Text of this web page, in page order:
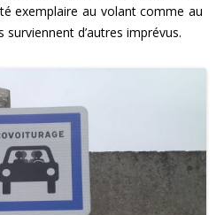
exemplaire au volant comme au
d’autres imprévus.